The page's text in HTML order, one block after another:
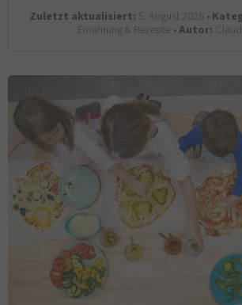
Zuletzt aktualisiert: 5. August 2026 •
Ernährung & Rezepte •Autor: